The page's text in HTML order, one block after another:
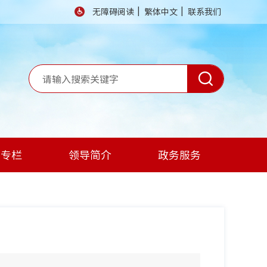
无障碍阅读 | 繁体中文 | 联系我们
栏 领导简介 政务服务